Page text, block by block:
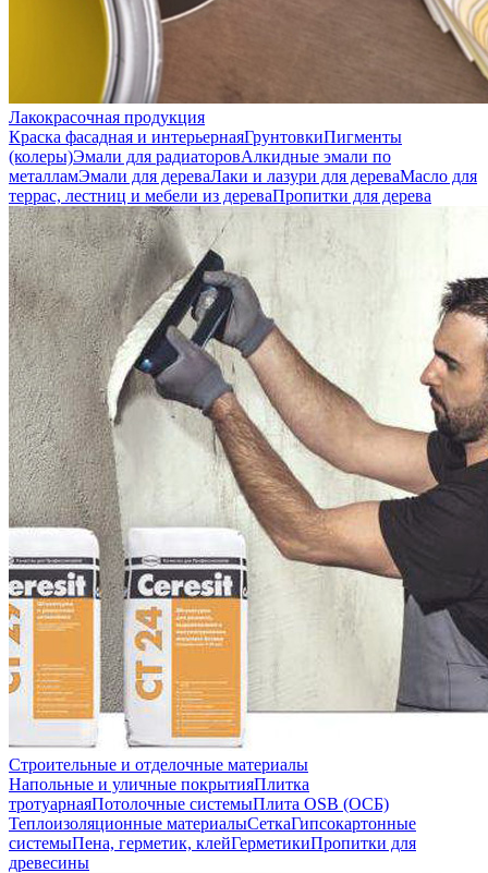
Лакокрасочная продукция
Краска фасадная и интерьернаяГрунтовкиПигменты
(колеры)Эмали для радиаторовАлкидные эмали по
металламЭмали для дереваЛаки и лазури для дереваМасло для
террас, лестниц и мебели из дереваПропитки для дерева
Строительные и отделочные материалы
Напольные и уличные покрытияПлитка
тротуарнаяПотолочные системыПлита OSB (ОСБ)
Теплоизоляционные материалыСеткаГипсокартонные
системыПена, герметик, клейГерметикиПропитки для
древесины